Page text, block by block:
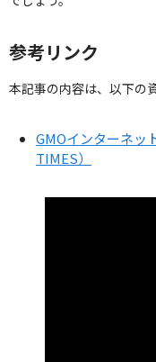
参考リンク
本記事の内容は、以下の
GMOインターネッ
TIMES）